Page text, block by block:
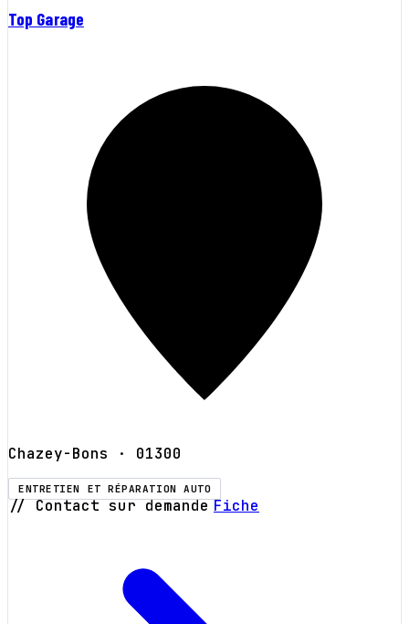
Top Garage
Chazey-Bons · 01300
ENTRETIEN ET RÉPARATION AUTO
// Contact sur demande Fiche